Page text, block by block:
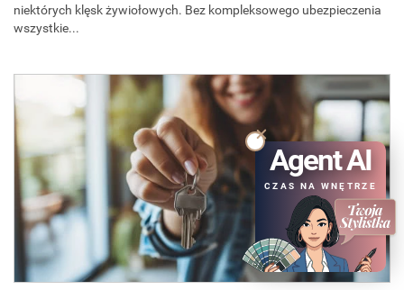
niektórych klęsk żywiołowych. Bez kompleksowego ubezpieczenia
wszystkie...
Agent AI
CZAS NA WNĘTRZE